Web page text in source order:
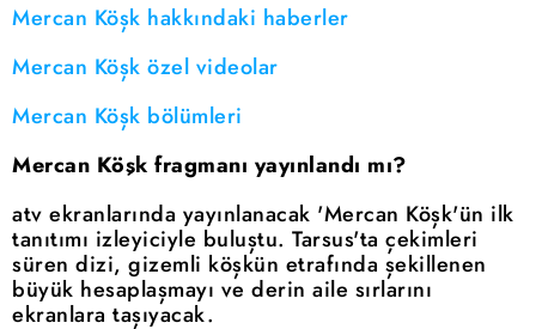
Mercan Köşk hakkındaki haberler
Mercan Köşk özel videolar
Mercan Köşk bölümleri
Mercan Köşk fragmanı yayınlandı mı?
atv ekranlarında yayınlanacak 'Mercan Köşk'ün ilk
tanıtımı izleyiciyle buluştu. Tarsus'ta çekimleri
süren dizi, gizemli köşkün etrafında şekillenen
büyük hesaplaşmayı ve derin aile sırlarını
ekranlara taşıyacak.